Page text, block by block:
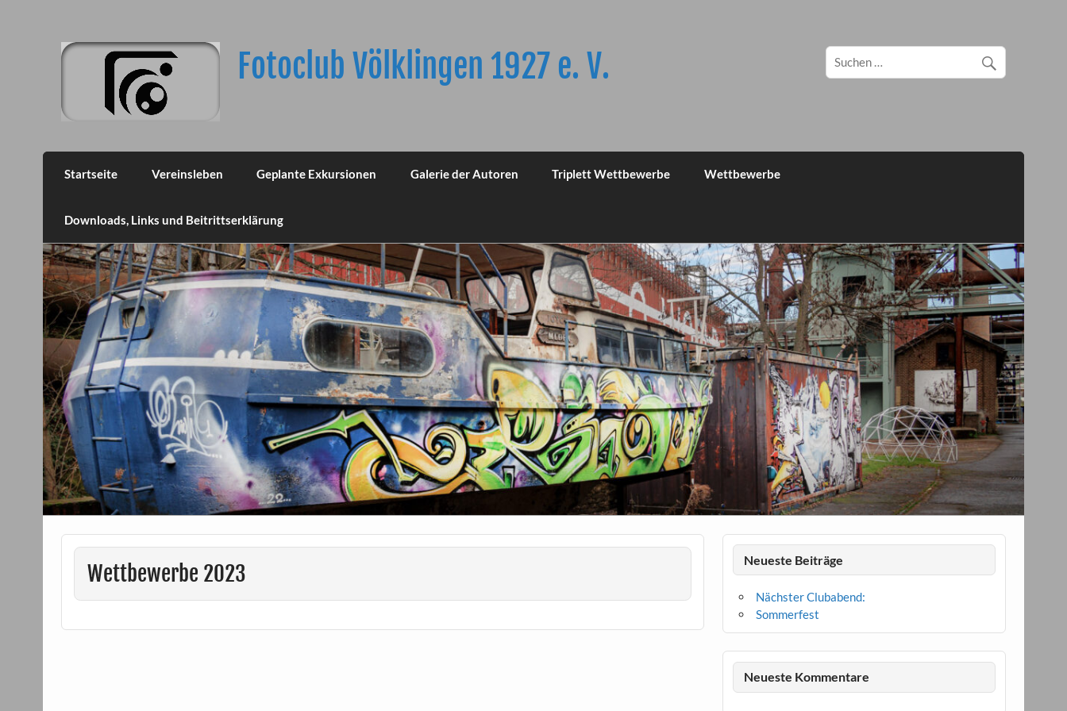
Fotoclub Völklingen 1927 e. V.
Startseite Vereinsleben Geplante Exkursionen Galerie der Autoren Triplett Wettbewerbe Wettbewerbe
Downloads, Links und Beitrittserklärung
Wettbewerbe 2023 Neueste Beiträge
Nächster Clubabend:
Sommerfest
Neueste Kommentare